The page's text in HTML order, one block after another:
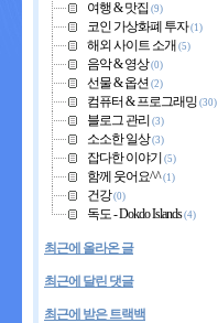
여행 & 맛집 (9)
코인 가상화폐 투자(1)
해외 사이트 소개 (5)
음악 & 영상(0)
선물 & 옵션 (2)
컴퓨터 & 프로그래밍 (30)
블로그 관리 (3)
소소한 일상(3)
잡다한 이야기 (5)
함께 웃어요^^(1)
건강(0)
독도 - Dokdo Islands(4)
최근에 올라온 글
최근에 달린 댓글
최근에 받은 트랙백